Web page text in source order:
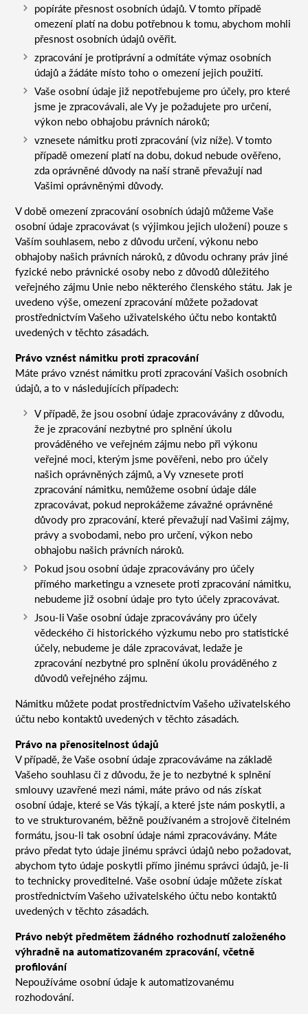
popíráte přesnost osobních údajů. V tomto případě
omezení platí na dobu potřebnou k tomu, abychom mohli
přesnost osobních údajů ověřit.
zpracování je protiprávní a odmítáte výmaz osobních
údajů a žádáte místo toho o omezení jejich použití.
Vaše osobní údaje již nepotřebujeme pro účely, pro které
jsme je zpracovávali, ale Vy je požadujete pro určení,
výkon nebo obhajobu právních nároků;
vznesete námitku proti zpracování (viz níže). V tomto
případě omezení platí na dobu, dokud nebude ověřeno,
zda oprávněné důvody na naší straně převažují nad
Vašimi oprávněnými důvody.
V době omezení zpracování osobních údajů můžeme Vaše
osobní údaje zpracovávat (s výjimkou jejich uložení) pouze s
Vaším souhlasem, nebo z důvodu určení, výkonu nebo
obhajoby našich právních nároků, z důvodu ochrany práv jiné
fyzické nebo právnické osoby nebo z důvodů důležitého
veřejného zájmu Unie nebo některého členského státu. Jak je
uvedeno výše, omezení zpracování můžete požadovat
prostřednictvím Vašeho uživatelského účtu nebo kontaktů
uvedených v těchto zásadách.
Právo vznést námitku proti zpracování
Máte právo vznést námitku proti zpracování Vašich osobních
údajů, a to v následujících případech:
V případě, že jsou osobní údaje zpracovávány z důvodu,
že je zpracování nezbytné pro splnění úkolu
prováděného ve veřejném zájmu nebo při výkonu
veřejné moci, kterým jsme pověřeni, nebo pro účely
našich oprávněných zájmů, a Vy vznesete proti
zpracování námitku, nemůžeme osobní údaje dále
zpracovávat, pokud neprokážeme závažné oprávněné
důvody pro zpracování, které převažují nad Vašimi zájmy,
právy a svobodami, nebo pro určení, výkon nebo
obhajobu našich právních nároků.
Pokud jsou osobní údaje zpracovávány pro účely
přímého marketingu a vznesete proti zpracování námitku,
nebudeme již osobní údaje pro tyto účely zpracovávat.
Jsou-li Vaše osobní údaje zpracovávány pro účely
vědeckého či historického výzkumu nebo pro statistické
účely, nebudeme je dále zpracovávat, ledaže je
zpracování nezbytné pro splnění úkolu prováděného z
důvodů veřejného zájmu.
Námitku můžete podat prostřednictvím Vašeho uživatelského
účtu nebo kontaktů uvedených v těchto zásadách.
Právo na přenositelnost údajů
V případě, že Vaše osobní údaje zpracováváme na základě
Vašeho souhlasu či z důvodu, že je to nezbytné k splnění
smlouvy uzavřené mezi námi, máte právo od nás získat
osobní údaje, které se Vás týkají, a které jste nám poskytli, a
to ve strukturovaném, běžně používaném a strojově čitelném
formátu, jsou-li tak osobní údaje námi zpracovávány. Máte
právo předat tyto údaje jinému správci údajů nebo požadovat,
abychom tyto údaje poskytli přímo jinému správci údajů, je-li
to technicky proveditelné. Vaše osobní údaje můžete získat
prostřednictvím Vašeho uživatelského účtu nebo kontaktů
uvedených v těchto zásadách.
Právo nebýt předmětem žádného rozhodnutí založeného
výhradně na automatizovaném zpracování, včetně
profilování
Nepoužíváme osobní údaje k automatizovanému
rozhodování.